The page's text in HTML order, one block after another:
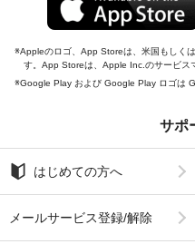
Appleのロゴ、App Storeは、米国もしく
す。App Storeは、Apple Inc.のサービス
Google Play および Google Play ロゴは
サポ
はじめての方へ
メールサービス登録/解除